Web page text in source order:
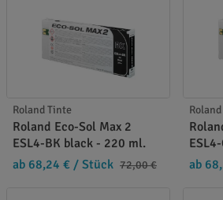
Roland Tinte
Roland Eco-Sol Max 2
ESL4-BK black - 220 ml.
ab 68,24 € / Stück 72,00 €
ab